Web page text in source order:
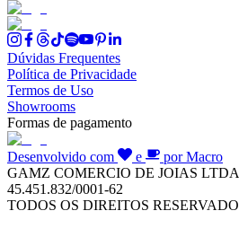
Dúvidas Frequentes
Política de Privacidade
Termos de Uso
Showrooms
Formas de pagamento
Desenvolvido com e
por Macro
GAMZ COMERCIO DE JOIAS
45.451.832/0001-62
TODOS OS DIREITOS